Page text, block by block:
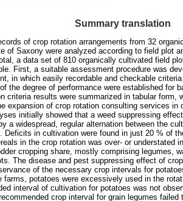
Summary translation
of crop rotation arrangements from 32
of Saxony were analyzed according to field plot
a data set of 810 organically cultivated field
First, a suitable assessment procedure was
in which easily recordable and checkable
the degree of performance were established for
criteria results were summarized in tabular form,
expansion of crop rotation consulting services in
initially showed that a weed suppressing
a widespread, regular alternation between the
Deficits in cultivation were found in just 20 % of
in the crop rotation was over- or understated
cropping share, mostly comprising legumes,
The disease and pest suppressing effect of
of the necessary crop intervals for
farms, potatoes were excessively used in the
interval of cultivation for potatoes was not
crop interval for grain legumes